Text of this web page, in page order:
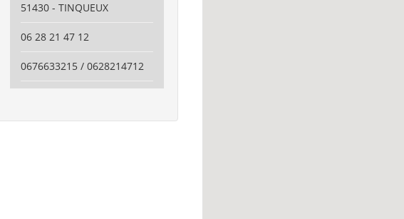
51430 - TINQUEUX
06 28 21 47 12
0676633215 / 0628214712